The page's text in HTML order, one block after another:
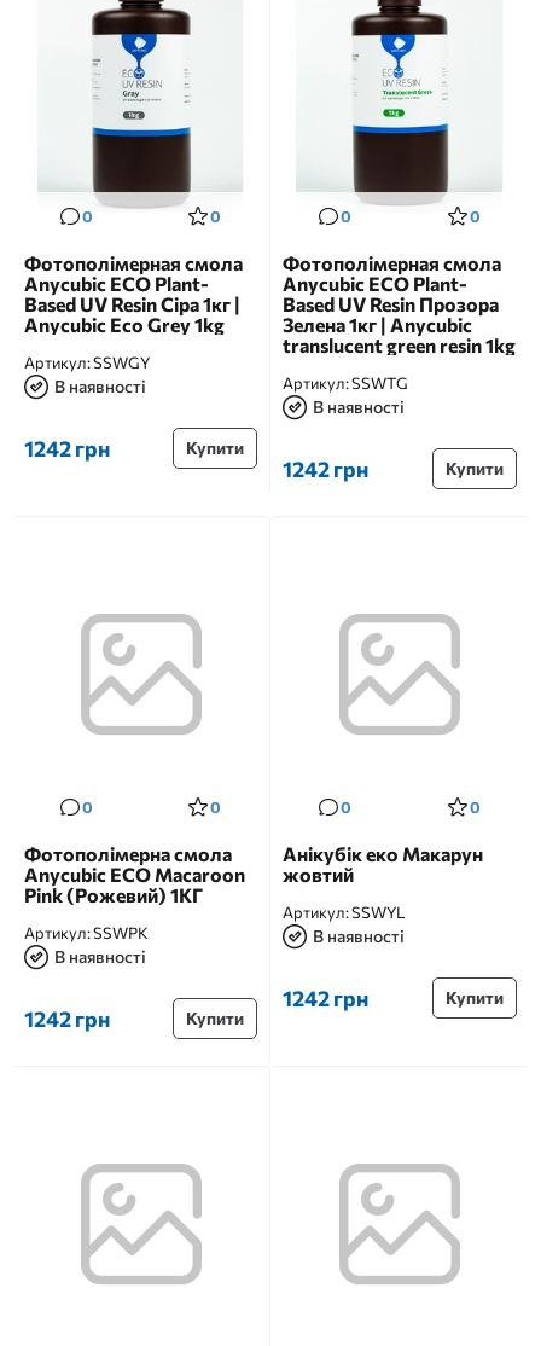
0 0
Фотополімерная смола
Anycubic ECO Plant-
Based UV Resin Сіра 1кг |
Anycubic Eco Grey 1kg
Артикул:SSWGY
В наявності
1242 грн Купити
0 0
Фотополімерная смола
Anycubic ECO Plant-
Based UV Resin Прозора
Зелена 1кг | Anycubic
translucent green resin 1kg
Артикул:SSWTG
В наявності
1242 грн Купити
0 0
Фотополімерна смола
Anycubic ECO Macaroon
Pink (Рожевий) 1КГ
Артикул:SSWPK
В наявності
1242 грн Купити
0 0
Анікубік еко Макарун
жовтий
Артикул:SSWYL
В наявності
1242 грн Купити